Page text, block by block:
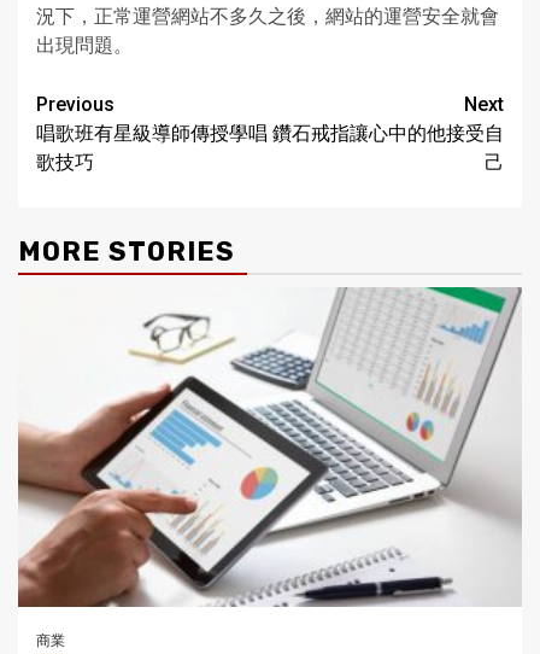
況下，正常運營網站不多久之後，網站的運營安全就會
出現問題。
Continue
Reading
Previous
唱歌班有星級導師傳授學唱
歌技巧
Next
鑽石戒指讓心中的他接受自
己
MORE STORIES
商業